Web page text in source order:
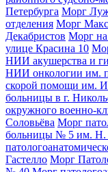
Петербурга Морг
отделения Морг
Декабристов Морг
улице Красина 10
НИИ акушерства и
НИИ онкологии им.
скорой помощи им.
больницы в г.
окружного военно-
Соловьёва Морг
больницы № 5 им. Н.
Гастелло Морг